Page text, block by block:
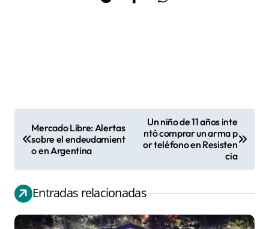
v
e
g
a
Mercado Libre: Alertas
sobre el endeudamient
o en Argentina
Un niño de 11 años inte
ntó comprar un arma p
or teléfono en Resisten
cia
Entradas relacionadas